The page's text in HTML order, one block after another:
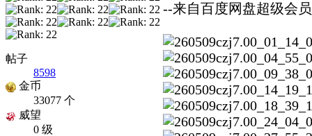
帖子
8598
金币
33077 个
威望
0 级
--来自百度网盘超级会